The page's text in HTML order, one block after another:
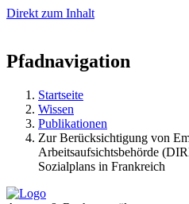
Direkt zum Inhalt
Pfadnavigation
Startseite
Wissen
Publikationen
Zur Berücksichtigung von
Arbeitsaufsichtsbehörde
Sozialplans in Frankreich